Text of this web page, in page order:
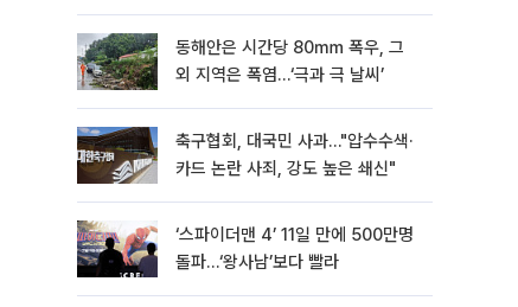
동해안은 시간당 80㎜ 폭우, 그
외 지역은 폭염…‘극과 극 날씨’
축구협회, 대국민 사과…"압수수색·
카드 논란 사죄, 강도 높은 쇄신"
‘스파이더맨 4’ 11일 만에 500만명
돌파…‘왕사남’보다 빨라